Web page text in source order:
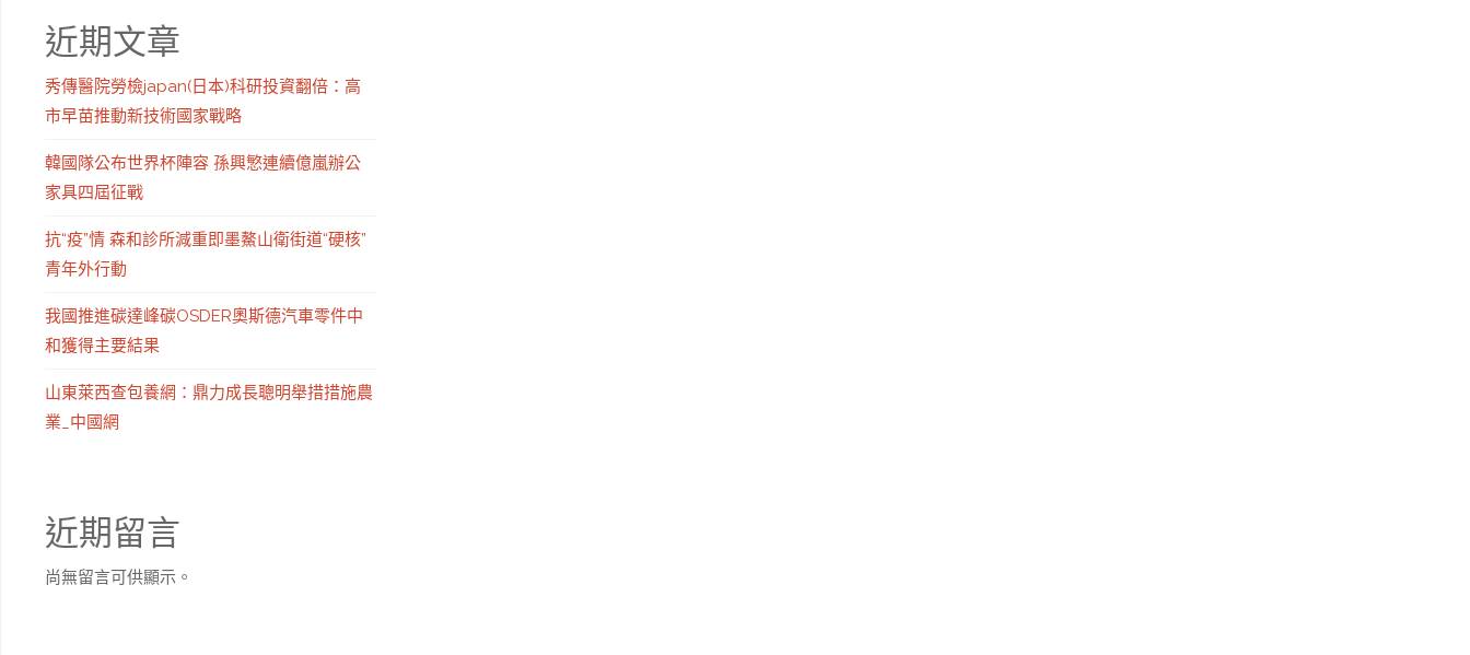
近期文章
秀傳醫院勞檢japan(日本)科研投資翻倍：高
市早苗推動新技術國家戰略
韓國隊公布世界杯陣容 孫興慜連續億嵐辦公
家具四屆征戰
抗“疫”情 森和診所減重即墨鰲山衛街道“硬核”
青年外行動
我國推進碳達峰碳OSDER奧斯德汽車零件中
和獲得主要結果
山東萊西查包養網：鼎力成長聰明舉措措施農
業_中國網
近期留言
尚無留言可供顯示。